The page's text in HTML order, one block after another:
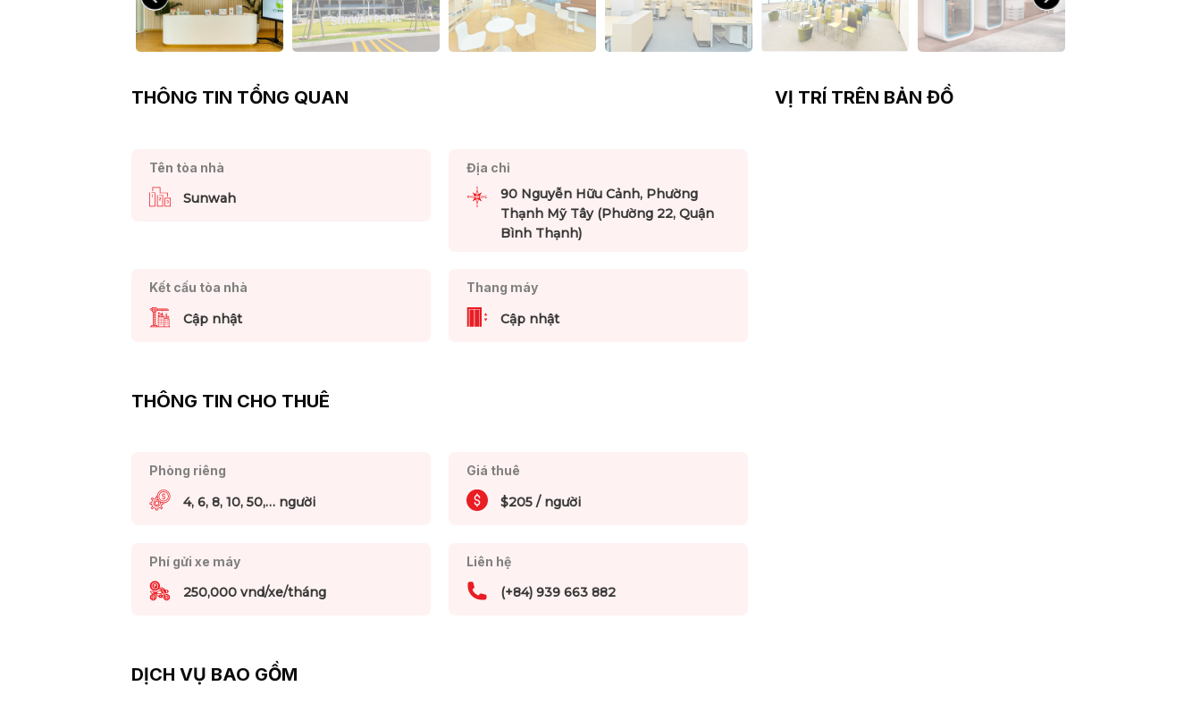
THÔNG TIN TỔNG QUAN
Tên tòa nhà
Sunwah
Địa chỉ
90 Nguyễn Hữu Cảnh, Phường
Thạnh Mỹ Tây (Phường 22, Quận
Bình Thạnh)
Kết cấu tòa nhà
Cập nhật
Thang máy
Cập nhật
THÔNG TIN CHO THUÊ
Phòng riêng
4, 6, 8, 10, 50,… người
Giá thuê
$205 / người
Phí gửi xe máy
250,000 vnd/xe/tháng
Liên hệ
(+84) 939 663 882
DỊCH VỤ BAO GỒM
VỊ TRÍ TRÊN BẢN ĐỒ